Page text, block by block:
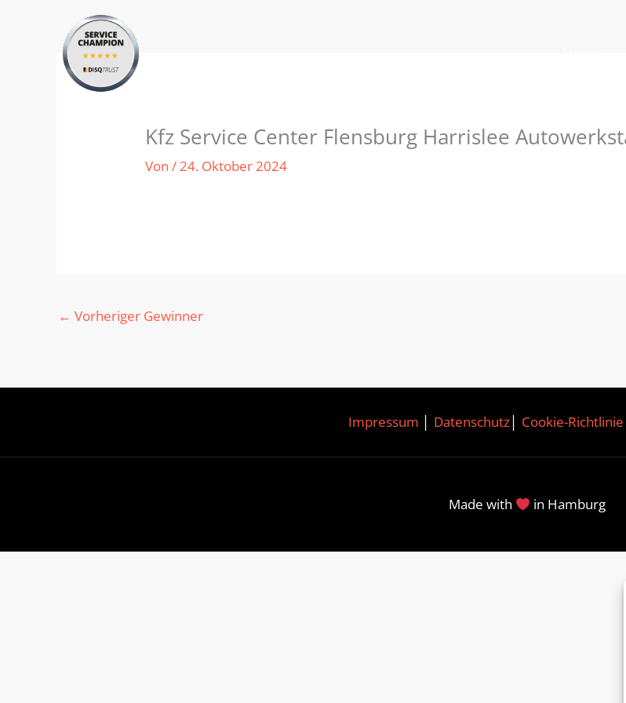
Kfz Service Center Flensburg Harrislee
Von/24. Oktober 2024
← Vorheriger Gewinner
Impressum Datenschutz│ Cookie-Richtlinie
Made with in Hamburg